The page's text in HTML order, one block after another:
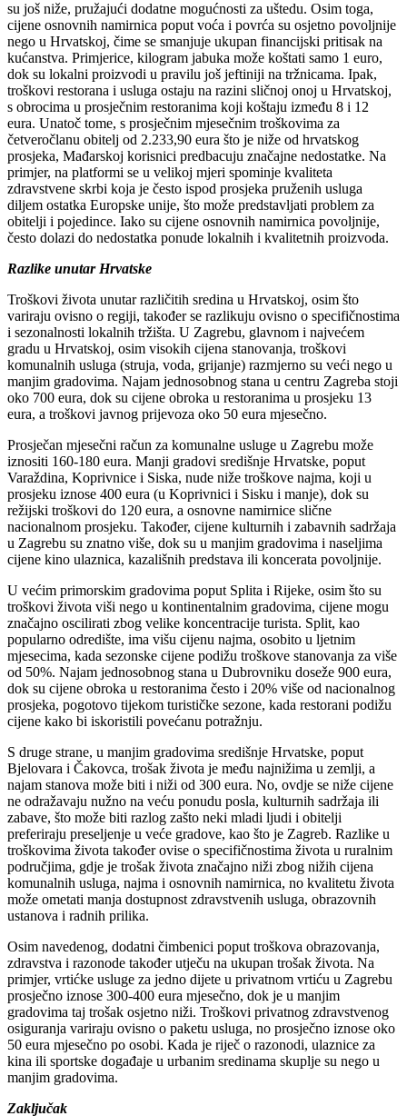
su još niže, pružajući dodatne mogućnosti za uštedu. Osim toga,
cijene osnovnih namirnica poput voća i povrća su osjetno povoljnije
nego u Hrvatskoj, čime se smanjuje ukupan financijski pritisak na
kućanstva. Primjerice, kilogram jabuka može koštati samo 1 euro,
dok su lokalni proizvodi u pravilu još jeftiniji na tržnicama. Ipak,
troškovi restorana i usluga ostaju na razini sličnoj onoj u Hrvatskoj,
s obrocima u prosječnim restoranima koji koštaju između 8 i 12
eura. Unatoč tome, s prosječnim mjesečnim troškovima za
četveročlanu obitelj od 2.233,90 eura što je niže od hrvatskog
prosjeka, Mađarskoj korisnici predbacuju značajne nedostatke. Na
primjer, na platformi se u velikoj mjeri spominje kvaliteta
zdravstvene skrbi koja je često ispod prosjeka pruženih usluga
diljem ostatka Europske unije, što može predstavljati problem za
obitelji i pojedince. Iako su cijene osnovnih namirnica povoljnije,
često dolazi do nedostatka ponude lokalnih i kvalitetnih proizvoda.
Razlike unutar Hrvatske
Troškovi života unutar različitih sredina u Hrvatskoj, osim što
variraju ovisno o regiji, također se razlikuju ovisno o specifičnostima
i sezonalnosti lokalnih tržišta. U Zagrebu, glavnom i najvećem
gradu u Hrvatskoj, osim visokih cijena stanovanja, troškovi
komunalnih usluga (struja, voda, grijanje) razmjerno su veći nego u
manjim gradovima. Najam jednosobnog stana u centru Zagreba stoji
oko 700 eura, dok su cijene obroka u restoranima u prosjeku 13
eura, a troškovi javnog prijevoza oko 50 eura mjesečno.
Prosječan mjesečni račun za komunalne usluge u Zagrebu može
iznositi 160-180 eura. Manji gradovi središnje Hrvatske, poput
Varaždina, Koprivnice i Siska, nude niže troškove najma, koji u
prosjeku iznose 400 eura (u Koprivnici i Sisku i manje), dok su
režijski troškovi do 120 eura, a osnovne namirnice slične
nacionalnom prosjeku. Također, cijene kulturnih i zabavnih sadržaja
u Zagrebu su znatno više, dok su u manjim gradovima i naseljima
cijene kino ulaznica, kazališnih predstava ili koncerata povoljnije.
U većim primorskim gradovima poput Splita i Rijeke, osim što su
troškovi života viši nego u kontinentalnim gradovima, cijene mogu
značajno oscilirati zbog velike koncentracije turista. Split, kao
popularno odredište, ima višu cijenu najma, osobito u ljetnim
mjesecima, kada sezonske cijene podižu troškove stanovanja za više
od 50%. Najam jednosobnog stana u Dubrovniku doseže 900 eura,
dok su cijene obroka u restoranima često i 20% više od nacionalnog
prosjeka, pogotovo tijekom turističke sezone, kada restorani podižu
cijene kako bi iskoristili povećanu potražnju.
S druge strane, u manjim gradovima središnje Hrvatske, poput
Bjelovara i Čakovca, trošak života je među najnižima u zemlji, a
najam stanova može biti i niži od 300 eura. No, ovdje se niže cijene
ne odražavaju nužno na veću ponudu posla, kulturnih sadržaja ili
zabave, što može biti razlog zašto neki mladi ljudi i obitelji
preferiraju preseljenje u veće gradove, kao što je Zagreb. Razlike u
troškovima života također ovise o specifičnostima života u ruralnim
područjima, gdje je trošak života značajno niži zbog nižih cijena
komunalnih usluga, najma i osnovnih namirnica, no kvalitetu života
može ometati manja dostupnost zdravstvenih usluga, obrazovnih
ustanova i radnih prilika.
Osim navedenog, dodatni čimbenici poput troškova obrazovanja,
zdravstva i razonode također utječu na ukupan trošak života. Na
primjer, vrtićke usluge za jedno dijete u privatnom vrtiću u Zagrebu
prosječno iznose 300-400 eura mjesečno, dok je u manjim
gradovima taj trošak osjetno niži. Troškovi privatnog zdravstvenog
osiguranja variraju ovisno o paketu usluga, no prosječno iznose oko
50 eura mjesečno po osobi. Kada je riječ o razonodi, ulaznice za
kina ili sportske događaje u urbanim sredinama skuplje su nego u
manjim gradovima.
Zaključak